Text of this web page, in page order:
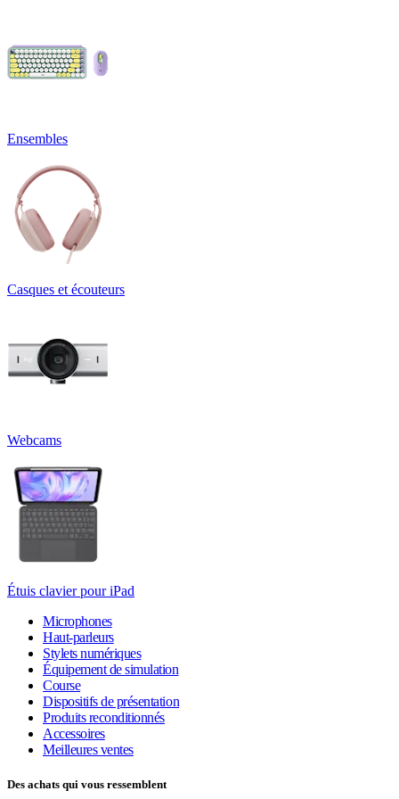
Ensembles
Casques et écouteurs
Webcams
Étuis clavier pour iPad
Microphones
Haut-parleurs
Stylets numériques
Équipement de simulation
Course
Dispositifs de présentation
Produits reconditionnés
Accessoires
Meilleures ventes
Des achats qui vous ressemblent